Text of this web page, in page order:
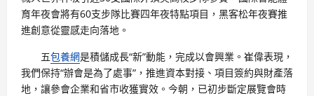
育年夜會將有60支步隊比賽四年夜特點項目，黑客松年夜賽推
進創意從靈感走向落地。
五包養網是積儲成長“新”動能，完成以會興業。崔偉表現，
我們保持“辦會是為了處事”，推進資本對接、項目簽約與財產落
地，讓參會企業和省市收獲實效。今朝，已初步斷定展覽會時